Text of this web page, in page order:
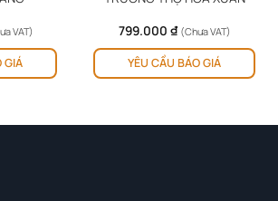
VAT)
GIÁ
799.000 ₫ (Chưa VAT)
YÊU CẦU BÁO GIÁ